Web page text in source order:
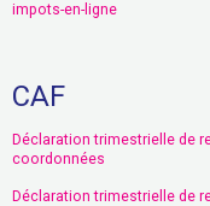
impots-en-ligne
CAF
Déclaration trimestrielle de
coordonnées
Déclaration trimestrielle de